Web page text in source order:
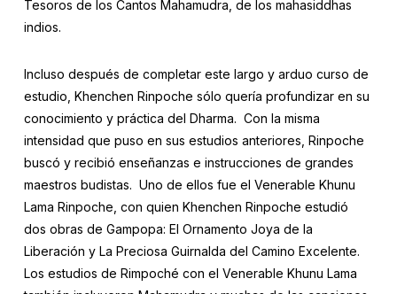
Tesoros de los Cantos Mahamudra, de los mahasiddhas
indios.
Incluso después de completar este largo y arduo curso de
estudio, Khenchen Rinpoche sólo quería profundizar en su
conocimiento y práctica del Dharma. Con la misma
intensidad que puso en sus estudios anteriores, Rinpoche
buscó y recibió enseñanzas e instrucciones de grandes
maestros budistas. Uno de ellos fue el Venerable Khunu
Lama Rinpoche, con quien Khenchen Rinpoche estudió
dos obras de Gampopa: El Ornamento Joya de la
Liberación y La Preciosa Guirnalda del Camino Excelente.
Los estudios de Rimpoché con el Venerable Khunu Lama